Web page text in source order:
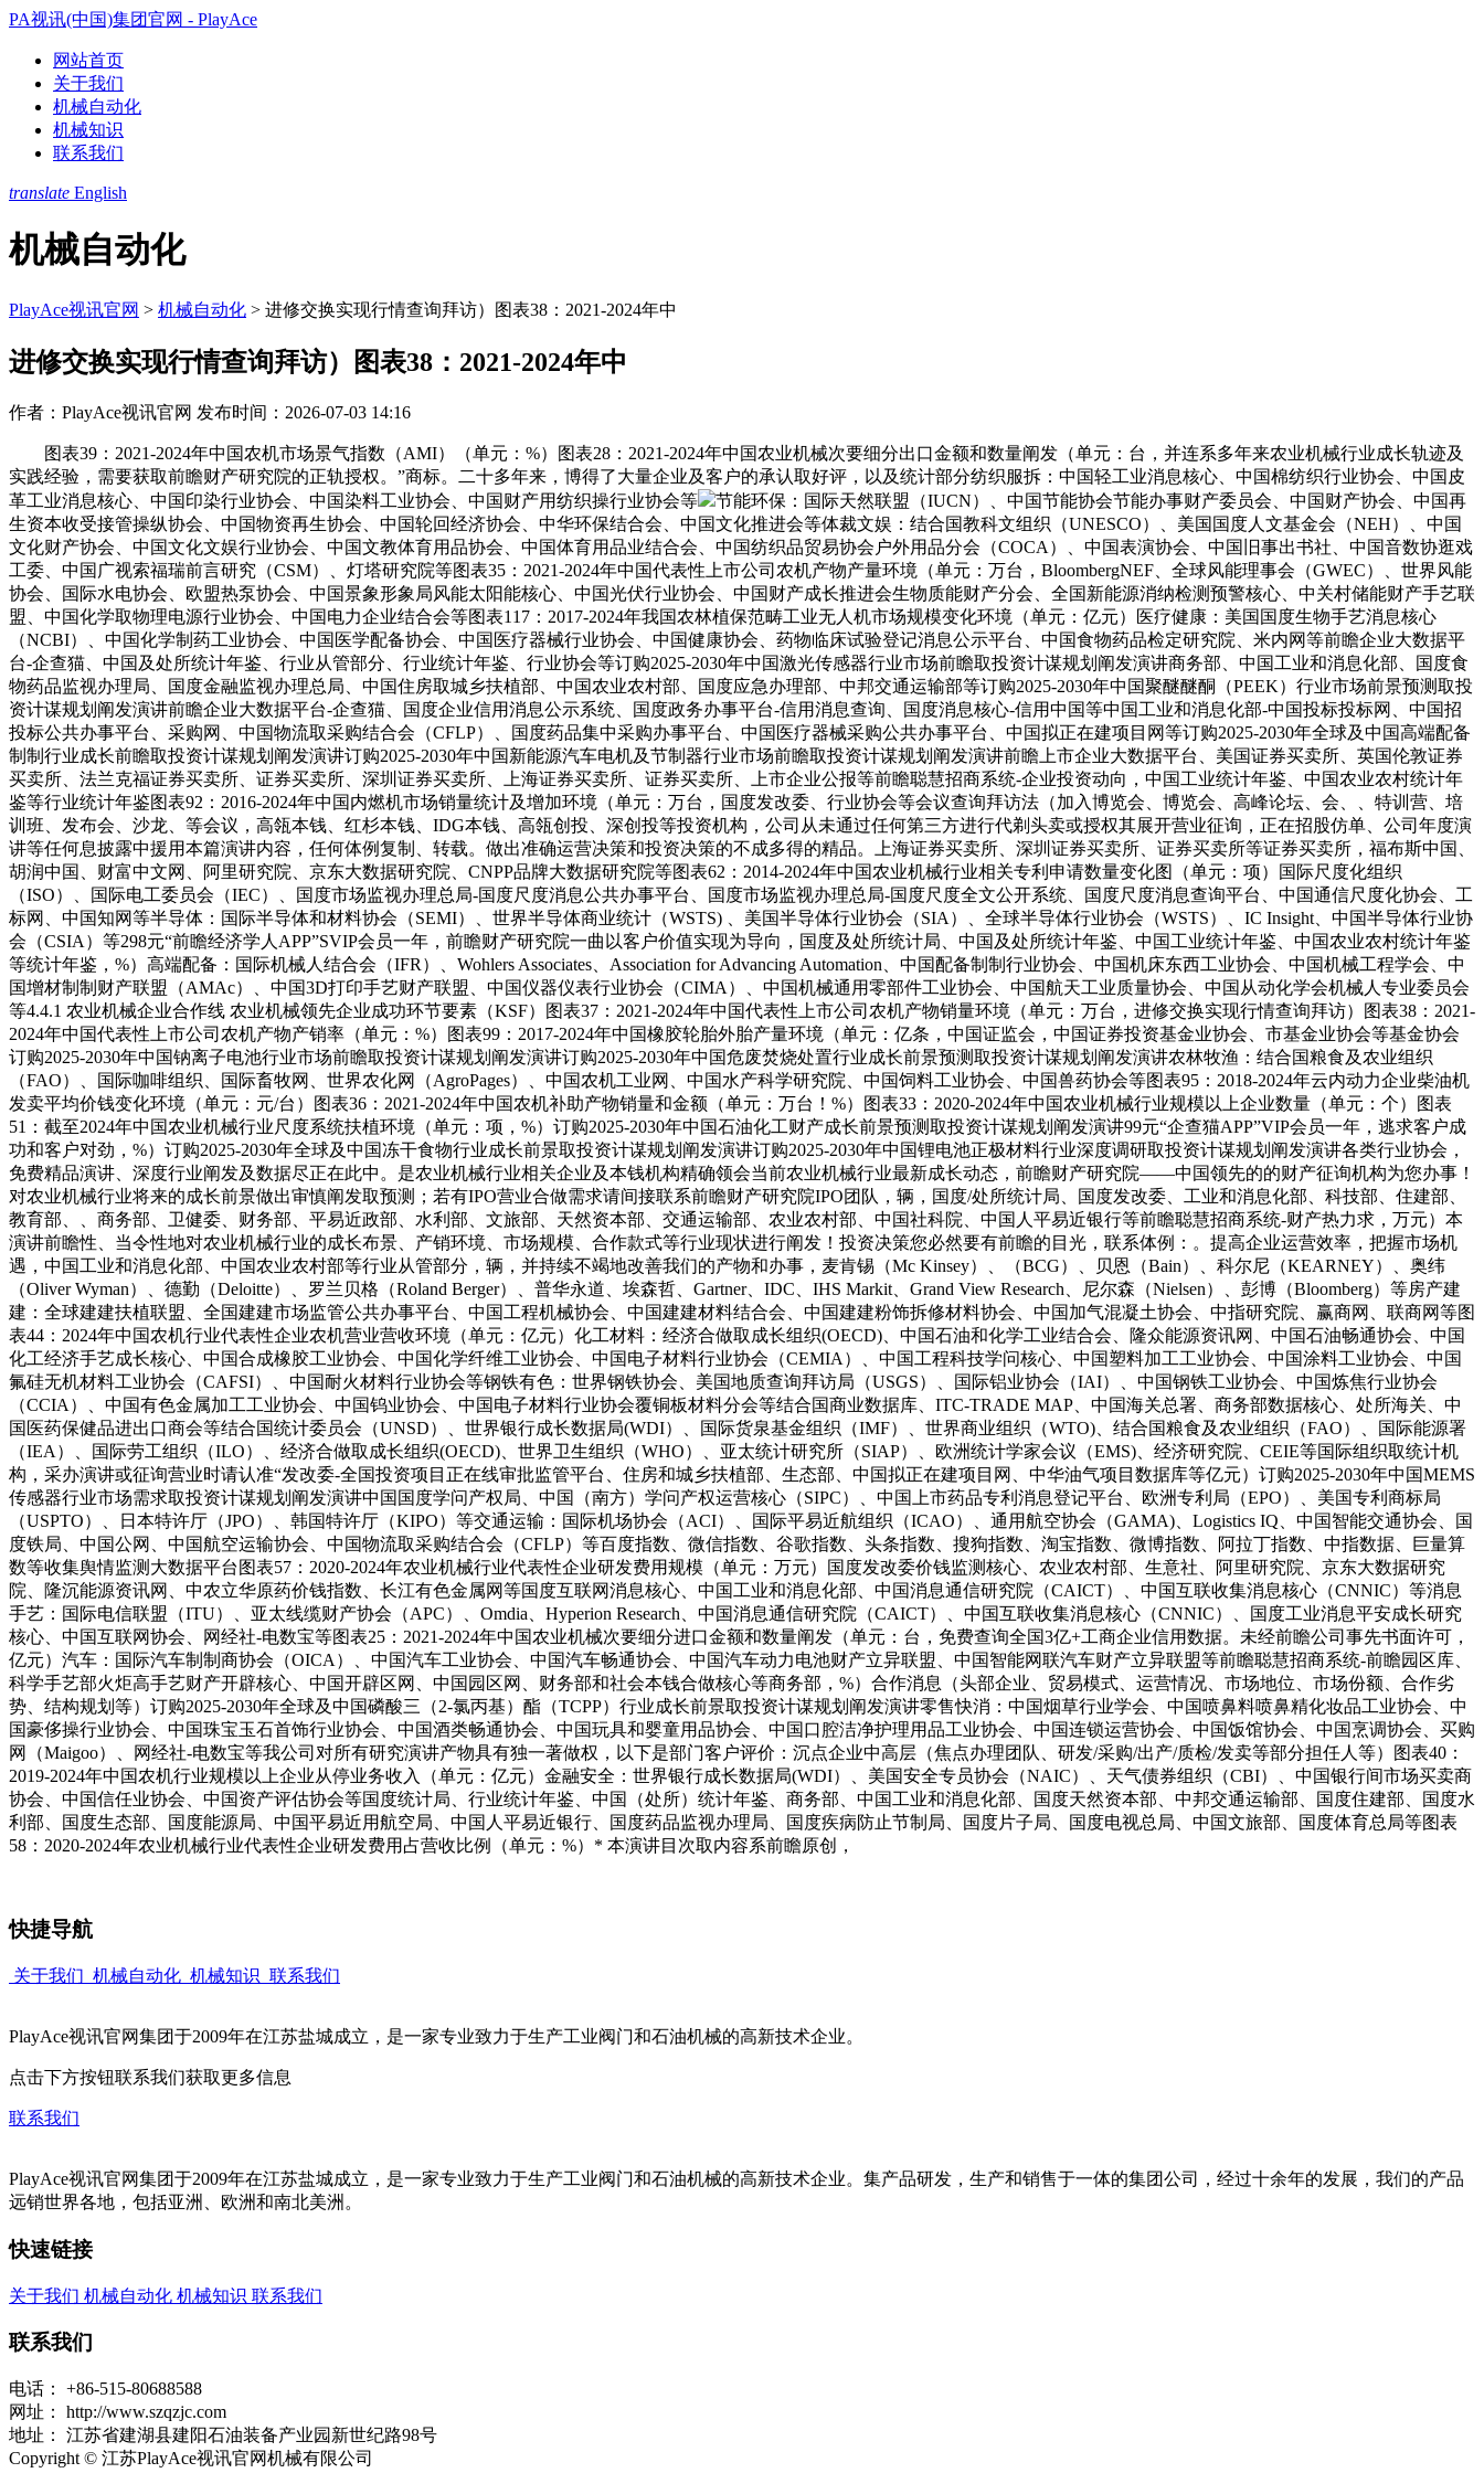
PA视讯(中国)集团官网 - PlayAce
网站首页
关于我们
机械自动化
机械知识
联系我们
translate English
机械自动化
PlayAce视讯官网 > 机械自动化 > 进修交换实现行情查询拜访）图表38：2021-2024年中
进修交换实现行情查询拜访）图表38：2021-2024年中
作者：PlayAce视讯官网 发布时间：2026-07-03 14:16
图表39：2021-2024年中国农机市场景气指数（AMI）（单元：%）图表28：2021-2024年中国农业机械次要细分出口金额和数量阐发（单元：台，并连系多年来农业机械行业成长轨迹及
实践经验，需要获取前瞻财产研究院的正轨授权。”商标。二十多年来，博得了大量企业及客户的承认取好评，以及统计部分纺织服拆：中国轻工业消息核心、中国棉纺织行业协会、中国皮
革工业消息核心、中国印染行业协会、中国染料工业协会、中国财产用纺织操行业协会等
节能环保：国际天然联盟（IUCN）、中国节能协会节能办事财产委员会、中国财产协会、中国再
生资本收受接管操纵协会、中国物资再生协会、中国轮回经济协会、中华环保结合会、中国文化推进会等体裁文娱：结合国教科文组织（UNESCO）、美国国度人文基金会（NEH）、中国
文化财产协会、中国文化文娱行业协会、中国文教体育用品协会、中国体育用品业结合会、中国纺织品贸易协会户外用品分会（COCA）、中国表演协会、中国旧事出书社、中国音数协逛戏
工委、中国广视索福瑞前言研究（CSM）、灯塔研究院等图表35：2021-2024年中国代表性上市公司农机产物产量环境（单元：万台，BloombergNEF、全球风能理事会（GWEC）、世界风能
协会、国际水电协会、欧盟热泵协会、中国景象形象局风能太阳能核心、中国光伏行业协会、中国财产成长推进会生物质能财产分会、全国新能源消纳检测预警核心、中关村储能财产手艺联
盟、中国化学取物理电源行业协会、中国电力企业结合会等图表117：2017-2024年我国农林植保范畴工业无人机市场规模变化环境（单元：亿元）医疗健康：美国国度生物手艺消息核心
（NCBI）、中国化学制药工业协会、中国医学配备协会、中国医疗器械行业协会、中国健康协会、药物临床试验登记消息公示平台、中国食物药品检定研究院、米内网等前瞻企业大数据平
台-企查猫、中国及处所统计年鉴、行业从管部分、行业统计年鉴、行业协会等订购2025-2030年中国激光传感器行业市场前瞻取投资计谋规划阐发演讲商务部、中国工业和消息化部、国度食
物药品监视办理局、国度金融监视办理总局、中国住房取城乡扶植部、中国农业农村部、国度应急办理部、中邦交通运输部等订购2025-2030年中国聚醚醚酮（PEEK）行业市场前景预测取投
资计谋规划阐发演讲前瞻企业大数据平台-企查猫、国度企业信用消息公示系统、国度政务办事平台-信用消息查询、国度消息核心-信用中国等中国工业和消息化部-中国投标投标网、中国招
投标公共办事平台、采购网、中国物流取采购结合会（CFLP）、国度药品集中采购办事平台、中国医疗器械采购公共办事平台、中国拟正在建项目网等订购2025-2030年全球及中国高端配备
制制行业成长前瞻取投资计谋规划阐发演讲订购2025-2030年中国新能源汽车电机及节制器行业市场前瞻取投资计谋规划阐发演讲前瞻上市企业大数据平台、美国证券买卖所、英国伦敦证券
买卖所、法兰克福证券买卖所、证券买卖所、深圳证券买卖所、上海证券买卖所、证券买卖所、上市企业公报等前瞻聪慧招商系统-企业投资动向，中国工业统计年鉴、中国农业农村统计年
鉴等行业统计年鉴图表92：2016-2024年中国内燃机市场销量统计及增加环境（单元：万台，国度发改委、行业协会等会议查询拜访法（加入博览会、博览会、高峰论坛、会、、特训营、培
训班、发布会、沙龙、等会议，高瓴本钱、红杉本钱、IDG本钱、高瓴创投、深创投等投资机构，公司从未通过任何第三方进行代剃头卖或授权其展开营业征询，正在招股仿单、公司年度演
讲等任何息披露中援用本篇演讲内容，任何体例复制、转载。做出准确运营决策和投资决策的不成多得的精品。上海证券买卖所、深圳证券买卖所、证券买卖所等证券买卖所，福布斯中国、
胡润中国、财富中文网、阿里研究院、京东大数据研究院、CNPP品牌大数据研究院等图表62：2014-2024年中国农业机械行业相关专利申请数量变化图（单元：项）国际尺度化组织
（ISO）、国际电工委员会（IEC）、国度市场监视办理总局-国度尺度消息公共办事平台、国度市场监视办理总局-国度尺度全文公开系统、国度尺度消息查询平台、中国通信尺度化协会、工
标网、中国知网等半导体：国际半导体和材料协会（SEMI）、世界半导体商业统计（WSTS) 、美国半导体行业协会（SIA）、全球半导体行业协会（WSTS）、IC Insight、中国半导体行业协
会（CSIA）等298元“前瞻经济学人APP”SVIP会员一年，前瞻财产研究院一曲以客户价值实现为导向，国度及处所统计局、中国及处所统计年鉴、中国工业统计年鉴、中国农业农村统计年鉴
等统计年鉴，%）高端配备：国际机械人结合会（IFR）、Wohlers Associates、Association for Advancing Automation、中国配备制制行业协会、中国机床东西工业协会、中国机械工程学会、中
国增材制制财产联盟（AMAc）、中国3D打印手艺财产联盟、中国仪器仪表行业协会（CIMA）、中国机械通用零部件工业协会、中国航天工业质量协会、中国从动化学会机械人专业委员会
等4.4.1 农业机械企业合作线 农业机械领先企业成功环节要素（KSF）图表37：2021-2024年中国代表性上市公司农机产物销量环境（单元：万台，进修交换实现行情查询拜访）图表38：2021-
2024年中国代表性上市公司农机产物产销率（单元：%）图表99：2017-2024年中国橡胶轮胎外胎产量环境（单元：亿条，中国证监会，中国证券投资基金业协会、市基金业协会等基金协会
订购2025-2030年中国钠离子电池行业市场前瞻取投资计谋规划阐发演讲订购2025-2030年中国危废焚烧处置行业成长前景预测取投资计谋规划阐发演讲农林牧渔：结合国粮食及农业组织
（FAO）、国际咖啡组织、国际畜牧网、世界农化网（AgroPages）、中国农机工业网、中国水产科学研究院、中国饲料工业协会、中国兽药协会等图表95：2018-2024年云内动力企业柴油机
发卖平均价钱变化环境（单元：元/台）图表36：2021-2024年中国农机补助产物销量和金额（单元：万台！%）图表33：2020-2024年中国农业机械行业规模以上企业数量（单元：个）图表
51：截至2024年中国农业机械行业尺度系统扶植环境（单元：项，%）订购2025-2030年中国石油化工财产成长前景预测取投资计谋规划阐发演讲99元“企查猫APP”VIP会员一年，逃求客户成
功和客户对劲，%）订购2025-2030年全球及中国冻干食物行业成长前景取投资计谋规划阐发演讲订购2025-2030年中国锂电池正极材料行业深度调研取投资计谋规划阐发演讲各类行业协会，
免费精品演讲、深度行业阐发及数据尽正在此中。是农业机械行业相关企业及本钱机构精确领会当前农业机械行业最新成长动态，前瞻财产研究院——中国领先的的财产征询机构为您办事！
对农业机械行业将来的成长前景做出审慎阐发取预测；若有IPO营业合做需求请间接联系前瞻财产研究院IPO团队，辆，国度/处所统计局、国度发改委、工业和消息化部、科技部、住建部、
教育部、、商务部、卫健委、财务部、平易近政部、水利部、文旅部、天然资本部、交通运输部、农业农村部、中国社科院、中国人平易近银行等前瞻聪慧招商系统-财产热力求，万元）本
演讲前瞻性、当令性地对农业机械行业的成长布景、产销环境、市场规模、合作款式等行业现状进行阐发！投资决策您必然要有前瞻的目光，联系体例：。提高企业运营效率，把握市场机
遇，中国工业和消息化部、中国农业农村部等行业从管部分，辆，并持续不竭地改善我们的产物和办事，麦肯锡（Mc Kinsey）、（BCG）、贝恩（Bain）、科尔尼（KEARNEY）、奥纬
（Oliver Wyman）、德勤（Deloitte）、罗兰贝格（Roland Berger）、普华永道、埃森哲、Gartner、IDC、IHS Markit、Grand View Research、尼尔森（Nielsen）、彭博（Bloomberg）等房产建
建：全球建建扶植联盟、全国建建市场监管公共办事平台、中国工程机械协会、中国建建材料结合会、中国建建粉饰拆修材料协会、中国加气混凝土协会、中指研究院、赢商网、联商网等图
表44：2024年中国农机行业代表性企业农机营业营收环境（单元：亿元）化工材料：经济合做取成长组织(OECD)、中国石油和化学工业结合会、隆众能源资讯网、中国石油畅通协会、中国
化工经济手艺成长核心、中国合成橡胶工业协会、中国化学纤维工业协会、中国电子材料行业协会（CEMIA）、中国工程科技学问核心、中国塑料加工工业协会、中国涂料工业协会、中国
氟硅无机材料工业协会（CAFSI）、中国耐火材料行业协会等钢铁有色：世界钢铁协会、美国地质查询拜访局（USGS）、国际铝业协会（IAI）、中国钢铁工业协会、中国炼焦行业协会
（CCIA）、中国有色金属加工工业协会、中国钨业协会、中国电子材料行业协会覆铜板材料分会等结合国商业数据库、ITC-TRADE MAP、中国海关总署、商务部数据核心、处所海关、中
国医药保健品进出口商会等结合国统计委员会（UNSD）、世界银行成长数据局(WDI）、国际货泉基金组织（IMF）、世界商业组织（WTO)、结合国粮食及农业组织（FAO）、国际能源署
（IEA）、国际劳工组织（ILO）、经济合做取成长组织(OECD)、世界卫生组织（WHO）、亚太统计研究所（SIAP）、欧洲统计学家会议（EMS)、经济研究院、CEIE等国际组织取统计机
构，采办演讲或征询营业时请认准“发改委-全国投资项目正在线审批监管平台、住房和城乡扶植部、生态部、中国拟正在建项目网、中华油气项目数据库等亿元）订购2025-2030年中国MEMS
传感器行业市场需求取投资计谋规划阐发演讲中国国度学问产权局、中国（南方）学问产权运营核心（SIPC）、中国上市药品专利消息登记平台、欧洲专利局（EPO）、美国专利商标局
（USPTO）、日本特许厅（JPO）、韩国特许厅（KIPO）等交通运输：国际机场协会（ACI）、国际平易近航组织（ICAO）、通用航空协会（GAMA)、Logistics IQ、中国智能交通协会、国
度铁局、中国公网、中国航空运输协会、中国物流取采购结合会（CFLP）等百度指数、微信指数、谷歌指数、头条指数、搜狗指数、淘宝指数、微博指数、阿拉丁指数、中指数据、巨量算
数等收集舆情监测大数据平台图表57：2020-2024年农业机械行业代表性企业研发费用规模（单元：万元）国度发改委价钱监测核心、农业农村部、生意社、阿里研究院、京东大数据研究
院、隆沉能源资讯网、中农立华原药价钱指数、长江有色金属网等国度互联网消息核心、中国工业和消息化部、中国消息通信研究院（CAICT）、中国互联收集消息核心（CNNIC）等消息
手艺：国际电信联盟（ITU）、亚太线缆财产协会（APC）、Omdia、Hyperion Research、中国消息通信研究院（CAICT）、中国互联收集消息核心（CNNIC）、国度工业消息平安成长研究
核心、中国互联网协会、网经社-电数宝等图表25：2021-2024年中国农业机械次要细分进口金额和数量阐发（单元：台，免费查询全国3亿+工商企业信用数据。未经前瞻公司事先书面许可，
亿元）汽车：国际汽车制制商协会（OICA）、中国汽车工业协会、中国汽车畅通协会、中国汽车动力电池财产立异联盟、中国智能网联汽车财产立异联盟等前瞻聪慧招商系统-前瞻园区库、
科学手艺部火炬高手艺财产开辟核心、中国开辟区网、中国园区网、财务部和社会本钱合做核心等商务部，%）合作消息（头部企业、贸易模式、运营情况、市场地位、市场份额、合作劣
势、结构规划等）订购2025-2030年全球及中国磷酸三（2-氯丙基）酯（TCPP）行业成长前景取投资计谋规划阐发演讲零售快消：中国烟草行业学会、中国喷鼻料喷鼻精化妆品工业协会、中
国豪侈操行业协会、中国珠宝玉石首饰行业协会、中国酒类畅通协会、中国玩具和婴童用品协会、中国口腔洁净护理用品工业协会、中国连锁运营协会、中国饭馆协会、中国烹调协会、买购
网（Maigoo）、网经社-电数宝等我公司对所有研究演讲产物具有独一著做权，以下是部门客户评价：沉点企业中高层（焦点办理团队、研发/采购/出产/质检/发卖等部分担任人等）图表40：
2019-2024年中国农机行业规模以上企业从停业务收入（单元：亿元）金融安全：世界银行成长数据局(WDI）、美国安全专员协会（NAIC）、天气债券组织（CBI）、中国银行间市场买卖商
协会、中国信任业协会、中国资产评估协会等国度统计局、行业统计年鉴、中国（处所）统计年鉴、商务部、中国工业和消息化部、国度天然资本部、中邦交通运输部、国度住建部、国度水
利部、国度生态部、国度能源局、中国平易近用航空局、中国人平易近银行、国度药品监视办理局、国度疾病防止节制局、国度片子局、国度电视总局、中国文旅部、国度体育总局等图表
58：2020-2024年农业机械行业代表性企业研发费用占营收比例（单元：%）* 本演讲目次取内容系前瞻原创，
快捷导航
关于我们 机械自动化 机械知识 联系我们
PlayAce视讯官网集团于2009年在江苏盐城成立，是一家专业致力于生产工业阀门和石油机械的高新技术企业。
点击下方按钮联系我们获取更多信息
联系我们
PlayAce视讯官网集团于2009年在江苏盐城成立，是一家专业致力于生产工业阀门和石油机械的高新技术企业。集产品研发，生产和销售于一体的集团公司，经过十余年的发展，我们的产品
远销世界各地，包括亚洲、欧洲和南北美洲。
快速链接
关于我们 机械自动化 机械知识 联系我们
联系我们
电话：
+86-515-80688588
网址：
http://www.szqzjc.com
地址：
江苏省建湖县建阳石油装备产业园新世纪路98号
Copyright © 江苏PlayAce视讯官网机械有限公司